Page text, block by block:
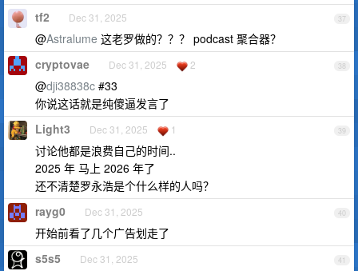
37
tf2 Dec 31, 2025
@Astralume 这老罗做的？？？ podcast 聚合器？
38
cryptovae Dec 31, 2025 2
@dji38838c #33
你说这话就是纯傻逼发言了
39
Light3 Dec 31, 2025 1
讨论他都是浪费自己的时间..
2025 年 马上 2026 年了
还不清楚罗永浩是个什么样的人吗？
40
rayg0 Dec 31, 2025
开始前看了几个广告划走了
41
s5s5 Dec 31, 2025